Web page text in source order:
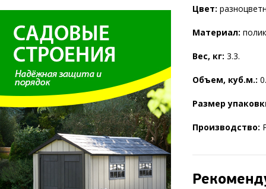
Цвет:
Материал:
Вес, кг: 3.3.
Объем, куб.м.:
Размер
Производство: